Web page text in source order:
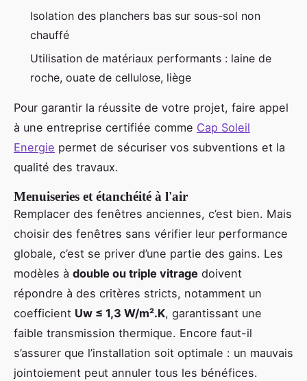
Isolation des planchers bas sur sous-sol non
chauffé
Utilisation de matériaux performants : laine de
roche, ouate de cellulose, liège
Pour garantir la réussite de votre projet, faire appel
à une entreprise certifiée comme Cap Soleil
Energie permet de sécuriser vos subventions et la
qualité des travaux.
Menuiseries et étanchéité à l'air
Remplacer des fenêtres anciennes, c’est bien. Mais
choisir des fenêtres sans vérifier leur performance
globale, c’est se priver d’une partie des gains. Les
modèles à double ou triple vitrage doivent
répondre à des critères stricts, notamment un
coefficient Uw ≤ 1,3 W/m².K, garantissant une
faible transmission thermique. Encore faut-il
s’assurer que l’installation soit optimale : un mauvais
jointoiement peut annuler tous les bénéfices.